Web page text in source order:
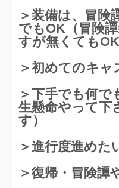
＞装備は、冒険
でもOK（冒険
すが無くてもOK
＞初めてのキ
＞下手でも何で
生懸命やって下
す）
＞進行度進めた
＞復帰・冒険譚